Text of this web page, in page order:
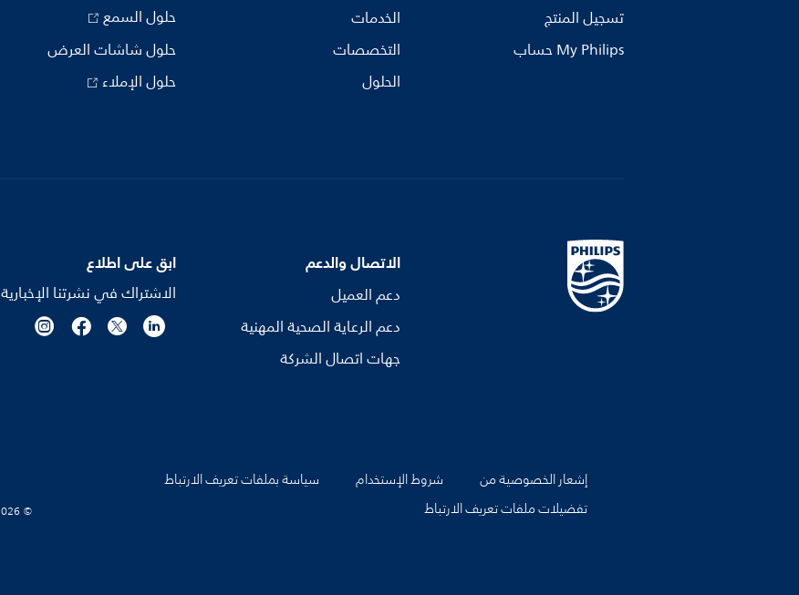
تسجيل المنتج
My Philips حساب
الخدمات
التخصصات
الحلول
حلول السمع
حلول شاشات العرض
حلول الإملاء
الاتصال والدعم
دعم العميل
دعم الرعاية الصحية المهنية
جهات اتصال الشركة
ابق على اطلاع
الاشتراك في نشرتنا الإخبارية
إشعار الخصوصية من شروط الإستخدام
سياسة بملفات تعريف الارتباط
تفضيلات ملفات تعريف الارتباط
© Koninklijke Philips N.V., 2004 - 2026. كل الحقوق محفوظة.